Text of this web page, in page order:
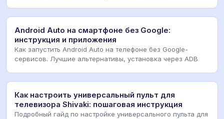
Android Auto на смартфоне без Google:
инструкция и приложения
Как запустить Android Auto на телефоне без Google-
сервисов. Лучшие альтернативы, установка через ADB
Как настроить универсальный пульт для
телевизора Shivaki: пошаговая инструкция
Подробный гайд по настройке универсального пульта для